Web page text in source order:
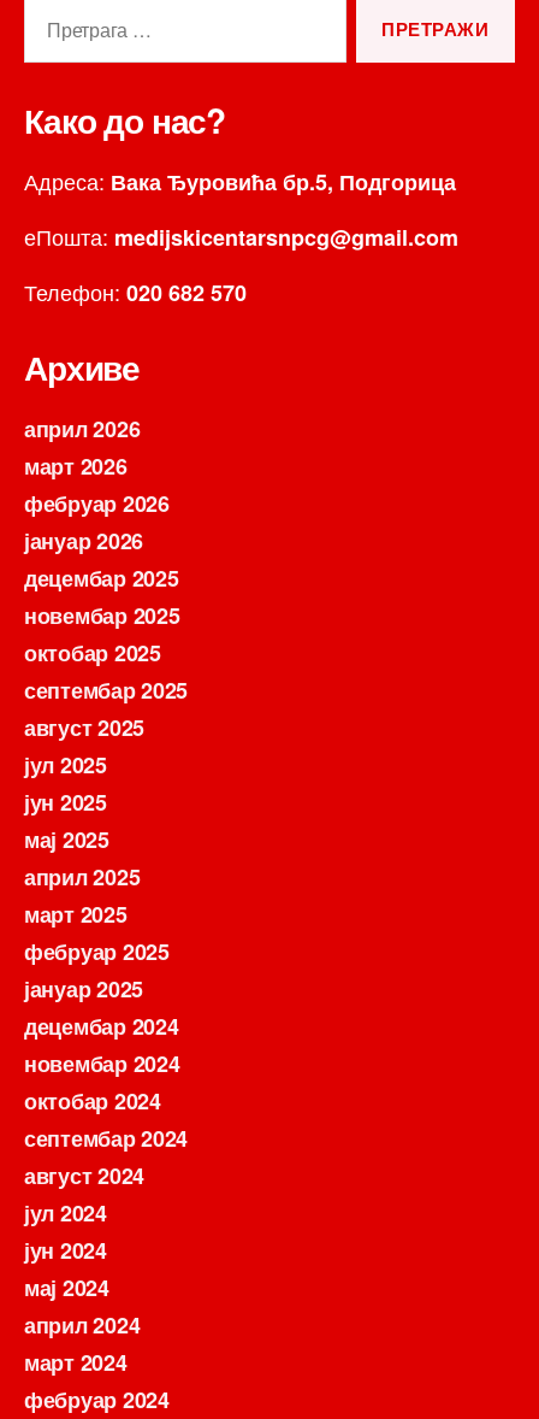
Како до нас?
Адреса: Вака Ђуровића бр.5, Подгорица
еПошта: medijskicentarsnpcg@gmail.com
Телефон: 020 682 570
Архиве
април 2026
март 2026
фебруар 2026
јануар 2026
децембар 2025
новембар 2025
октобар 2025
септембар 2025
август 2025
јул 2025
јун 2025
мај 2025
април 2025
март 2025
фебруар 2025
јануар 2025
децембар 2024
новембар 2024
октобар 2024
септембар 2024
август 2024
јул 2024
јун 2024
мај 2024
април 2024
март 2024
фебруар 2024